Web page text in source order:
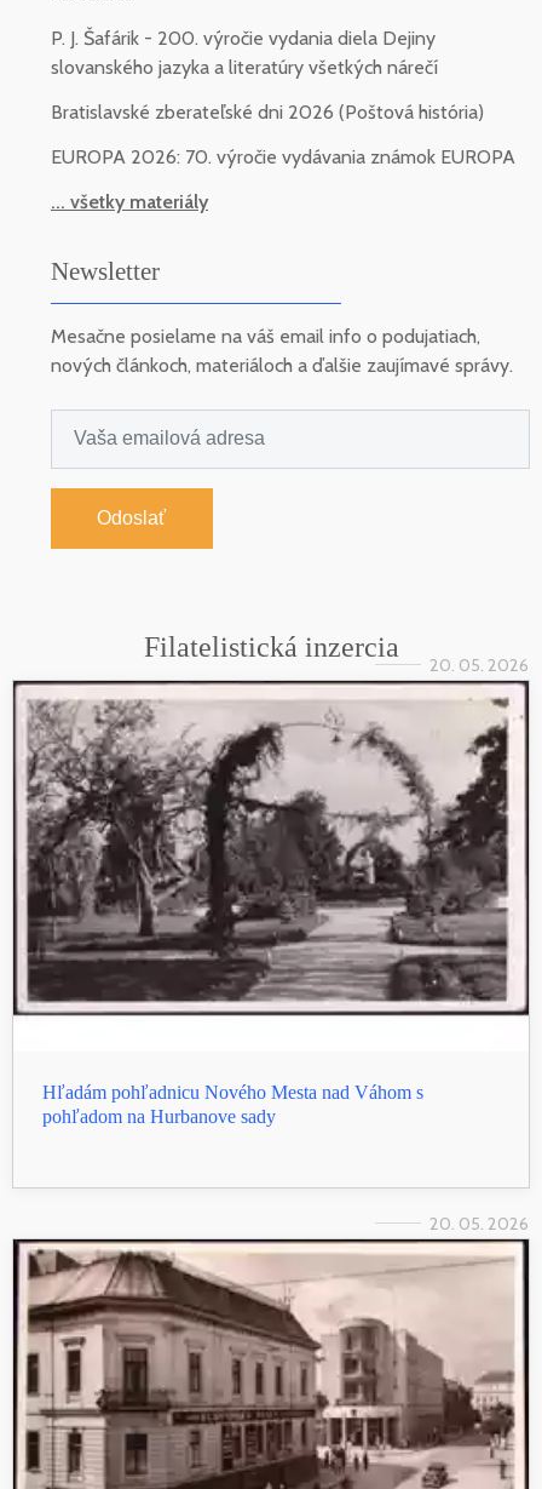
P. J. Šafárik - 200. výročie vydania diela Dejiny
slovanského jazyka a literatúry všetkých nárečí
Bratislavské zberateľské dni 2026 (Poštová história)
EUROPA 2026: 70. výročie vydávania známok EUROPA
... všetky materiály
Newsletter
Mesačne posielame na váš email info o podujatiach,
nových článkoch, materiáloch a ďalšie zaujímavé správy.
Odoslať
Filatelistická inzercia
20. 05. 2026
Hľadám pohľadnicu Nového Mesta nad Váhom s
pohľadom na Hurbanove sady
20. 05. 2026